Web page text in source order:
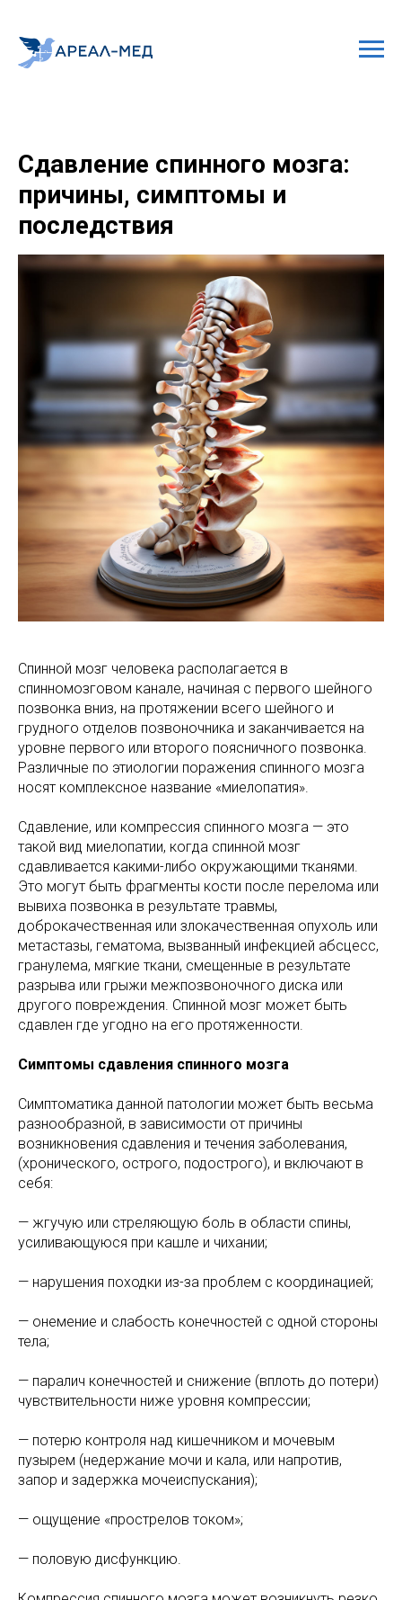
Сдавление спинного мозга:
причины, симптомы и
последствия
Спинной мозг человека располагается в
спинномозговом канале, начиная с первого шейного
позвонка вниз, на протяжении всего шейного и
грудного отделов позвоночника и заканчивается на
уровне первого или второго поясничного позвонка.
Различные по этиологии поражения спинного мозга
носят комплексное название «миелопатия».
Сдавление, или компрессия спинного мозга — это
такой вид миелопатии, когда спинной мозг
сдавливается какими-либо окружающими тканями.
Это могут быть фрагменты кости после перелома или
вывиха позвонка в результате травмы,
доброкачественная или злокачественная опухоль или
метастазы, гематома, вызванный инфекцией абсцесс,
гранулема, мягкие ткани, смещенные в результате
разрыва или грыжи межпозвоночного диска или
другого повреждения. Спинной мозг может быть
сдавлен где угодно на его протяженности.
Симптомы сдавления спинного мозга
Симптоматика данной патологии может быть весьма
разнообразной, в зависимости от причины
возникновения сдавления и течения заболевания,
(хронического, острого, подострого), и включают в
себя:
— жгучую или стреляющую боль в области спины,
усиливающуюся при кашле и чихании;
— нарушения походки из-за проблем с координацией;
— онемение и слабость конечностей с одной стороны
тела;
— паралич конечностей и снижение (вплоть до потери)
чувствительности ниже уровня компрессии;
— потерю контроля над кишечником и мочевым
пузырем (недержание мочи и кала, или напротив,
запор и задержка мочеиспускания);
— ощущение «прострелов током»;
— половую дисфункцию.